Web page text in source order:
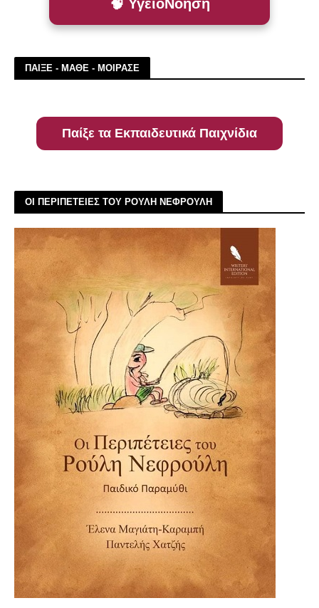
🧠 ΥγειοΝόηση
ΠΑΙΞΕ - ΜΑΘΕ - ΜΟΙΡΑΣΕ
Παίξε τα Εκπαιδευτικά Παιχνίδια
ΟΙ ΠΕΡΙΠΕΤΕΙΕΣ ΤΟΥ ΡΟΥΛΗ ΝΕΦΡΟΥΛΗ